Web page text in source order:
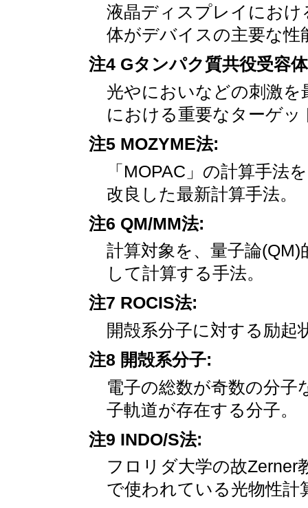
液晶ディスプレイにおけ
体がデバイスの主要な性
注4 Gタンパク質共役受容
光やにおいなどの刺激
における重要なターゲッ
注5 MOZYME法:
「MOPAC」の計算手法
改良した最新計算手法。
注6 QM/MM法:
計算対象を、量子論
して計算する手法。
注7 ROCIS法:
開殻系分子に対する励起
注8 開殻系分子:
電子の総数が奇数の分
子軌道が存在する分子。
注9 INDO/S法:
フロリダ大学の故Zerner
で使われている光物性計